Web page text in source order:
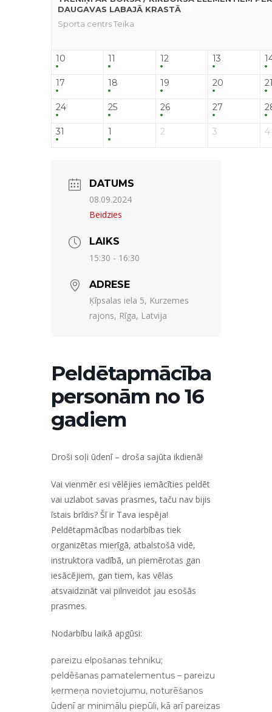
DAUGAVAS LABAJĀ KRASTĀ
Sporta centrs Teika
10 11 12 13
17 18 19 20
24 25 26 27
31 1 2 3 4
DATUMS
08.09.2024
Beidzies
LAIKS
15:30 - 16:30
ADRESE
Ķīpsalas iela 5, Kurzemes
rajons, Rīga, Latvija
Peldētapmācība
personām no 16
gadiem
Droši soļi ūdenī – droša sajūta ikdienā!
Vai vienmēr esi vēlējies iemācīties peldēt
vai uzlabot savas prasmes, taču nav bijis
īstais brīdis? Šī ir Tava iespēja!
Peldētapmācības nodarbības tiek
organizētas mierīgā, atbalstošā vidē,
instruktora vadībā, un piemērotas gan
iesācējiem, gan tiem, kas vēlas
atsvaidzināt vai pilnveidot jau esošās
prasmes.
Nodarbību laikā apgūsi:
pareizu elpošanas tehniku;
peldēšanas pamatelementus – pareizu
ķermeņa novietojumu, noturēšanos
ūdenī ar minimālu piepūli, kā arī pareizas